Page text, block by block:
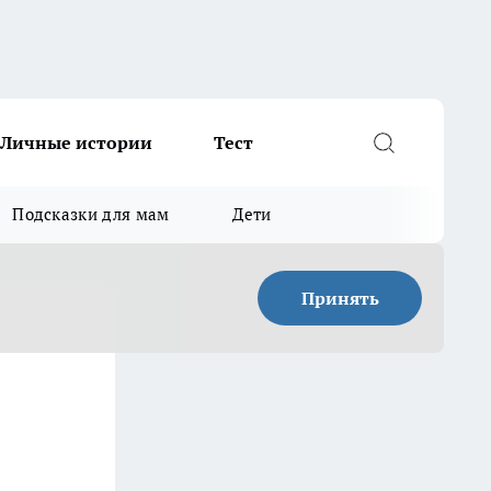
Личные истории Тест
Подсказки для мам Дети
Принять